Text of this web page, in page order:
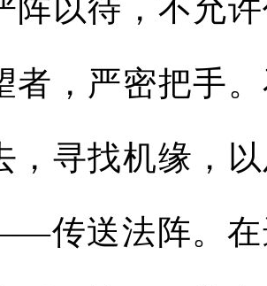
阵以待，不允
者，严密把手
，寻找机缘，
传送法阵。在